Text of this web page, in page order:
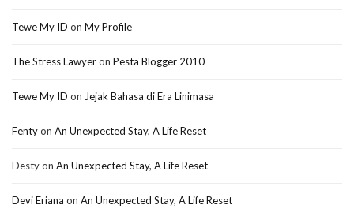
Tewe My ID on My Profile
The Stress Lawyeron Pesta Blogger 2010
Tewe My ID on Jejak Bahasa di Era Linimasa
Fentyon An Unexpected Stay, A Life Reset
Destyon An Unexpected Stay, A Life Reset
Devi Eriana on An Unexpected Stay, A Life Reset